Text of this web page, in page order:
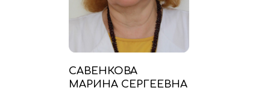
САВЕНКОВА
МАРИНА СЕРГЕЕВНА